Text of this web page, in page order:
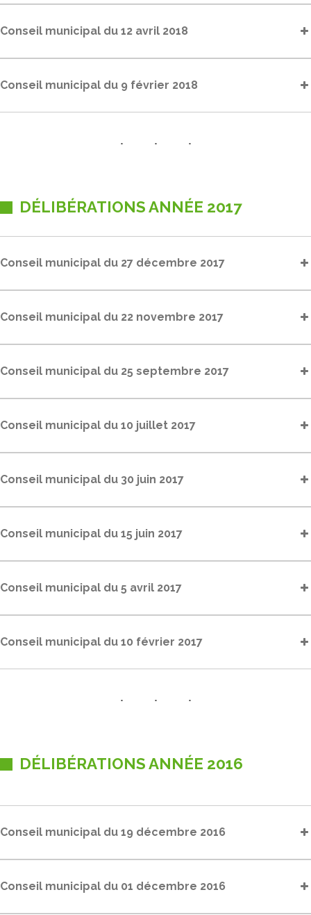
Conseil municipal du 12 avril 2018
Conseil municipal du 9 février 2018
DÉLIBÉRATIONS ANNÉE 2017
Conseil municipal du 27 décembre 2017
Conseil municipal du 22 novembre 2017
Conseil municipal du 25 septembre 2017
Conseil municipal du 10 juillet 2017
Conseil municipal du 30 juin 2017
Conseil municipal du 15 juin 2017
Conseil municipal du 5 avril 2017
Conseil municipal du 10 février 2017
DÉLIBÉRATIONS ANNÉE 2016
Conseil municipal du 19 décembre 2016
Conseil municipal du 01 décembre 2016